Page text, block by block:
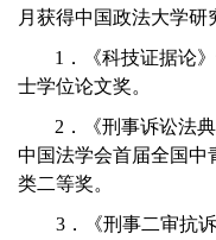
月获得中国政法大学研
1．《科技证据论
士学位论文奖。
2．《刑事诉讼法
中国法学会首届全国中
类二等奖。
3．《刑事二审抗